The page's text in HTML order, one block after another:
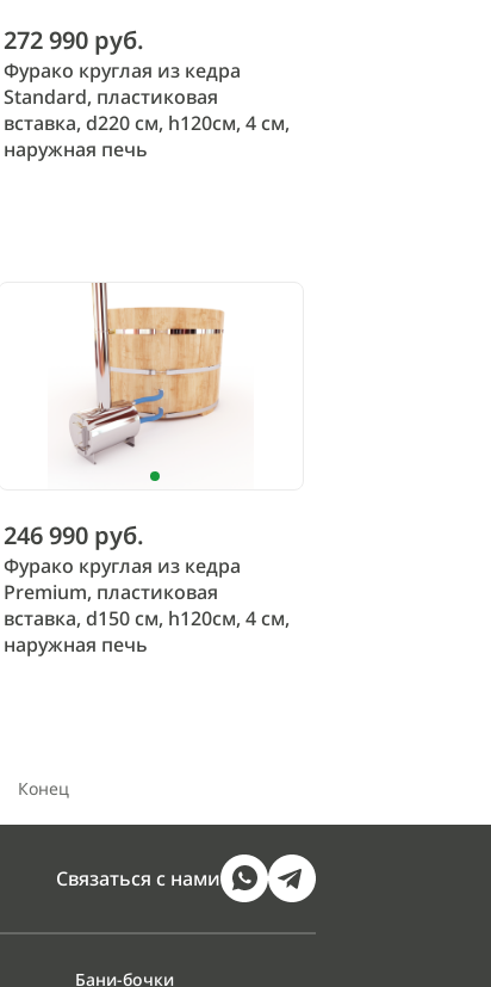
272 990 руб.
Фурако круглая из кедра
Standard, пластиковая
вставка, d220 см, h120см, 4 см,
наружная печь
246 990 руб.
Фурако круглая из кедра
Premium, пластиковая
вставка, d150 см, h120см, 4 см,
наружная печь
Конец
Связаться с нами
Бани-бочки